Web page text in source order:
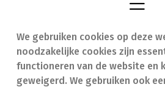
We gebruiken cookies op deze
noodzakelijke cookies zijn
functioneren van de website en
geweigerd. We gebruiken ook
Vind een apotheek
Onze expertise
In